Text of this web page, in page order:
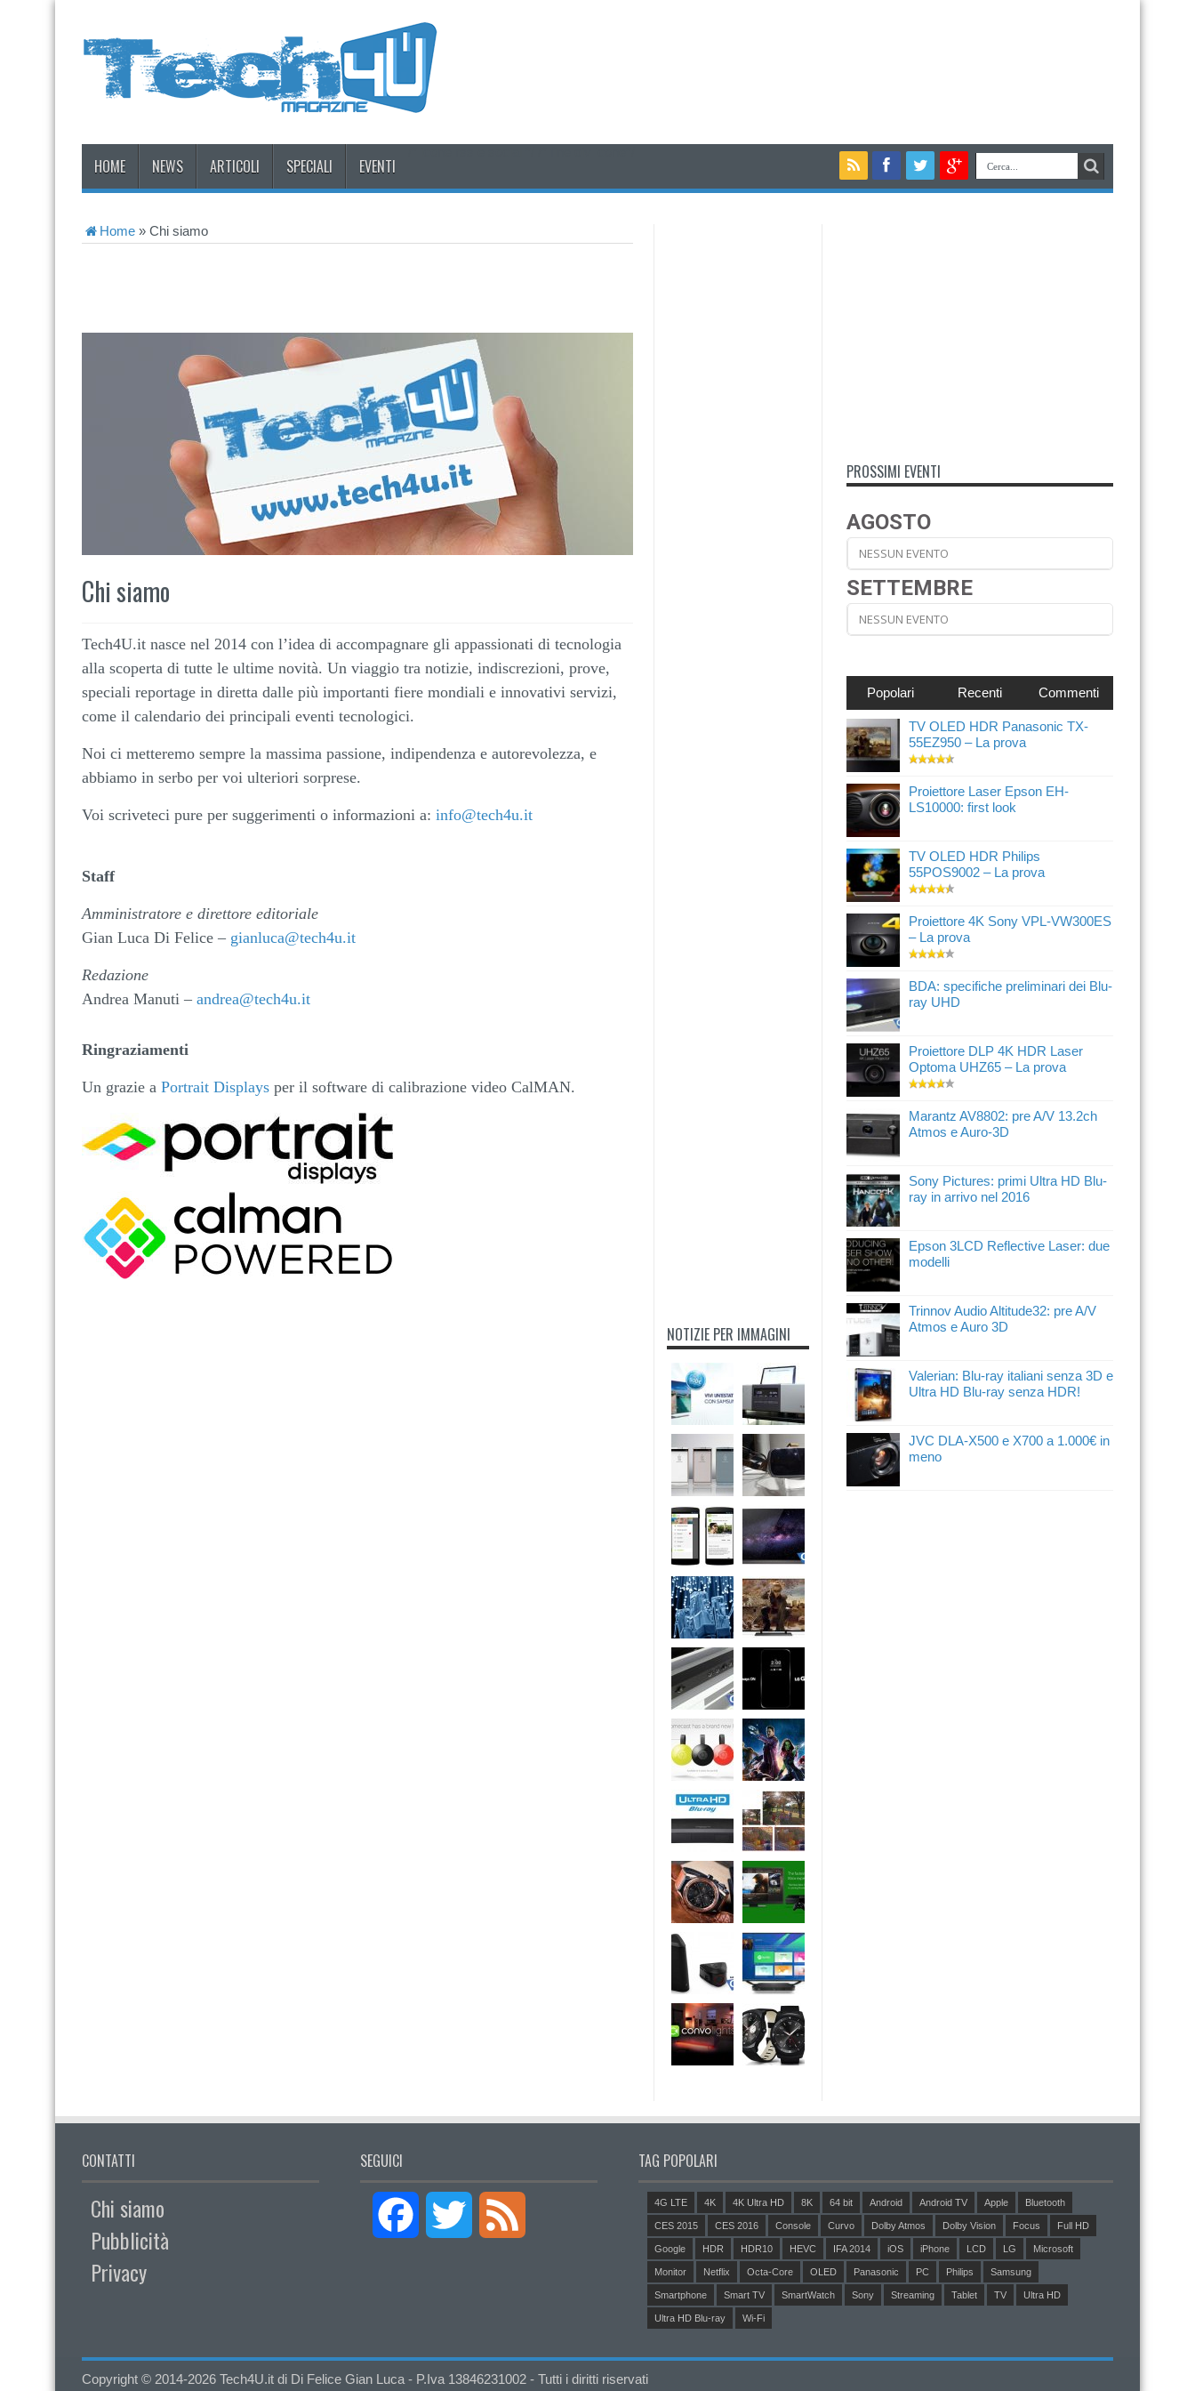
HOME NEWS ARTICOLI SPECIALI EVENTI
Home » Chi siamo
Chi siamo
Tech4U.it nasce nel 2014 con l’idea di accompagnare gli appassionati di tecnologia
alla scoperta di tutte le ultime novità. Un viaggio tra notizie, indiscrezioni, prove,
speciali reportage in diretta dalle più importanti fiere mondiali e innovativi servizi,
come il calendario dei principali eventi tecnologici.
Noi ci metteremo sempre la massima passione, indipendenza e autorevolezza, e
abbiamo in serbo per voi ulteriori sorprese.
Voi scriveteci pure per suggerimenti o informazioni a: info@tech4u.it
Staff
Amministratore e direttore editoriale
Gian Luca Di Felice – gianluca@tech4u.it
Redazione
Andrea Manuti – andrea@tech4u.it
Ringraziamenti
Un grazie a Portrait Displays per il software di calibrazione video CalMAN.
NOTIZIE PER IMMAGINI
PROSSIMI EVENTI
AGOSTO
NESSUN EVENTO
SETTEMBRE
NESSUN EVENTO
Popolari Recenti Commenti
TV OLED HDR Panasonic TX-
55EZ950 – La prova
Proiettore Laser Epson EH-
LS10000: first look
TV OLED HDR Philips
55POS9002 – La prova
Proiettore 4K Sony VPL-VW300ES
– La prova
BDA: specifiche preliminari dei Blu-
ray UHD
Proiettore DLP 4K HDR Laser
Optoma UHZ65 – La prova
Marantz AV8802: pre A/V 13.2ch
Atmos e Auro-3D
Sony Pictures: primi Ultra HD Blu-
ray in arrivo nel 2016
Epson 3LCD Reflective Laser: due
modelli
Trinnov Audio Altitude32: pre A/V
Atmos e Auro 3D
Valerian: Blu-ray italiani senza 3D e
Ultra HD Blu-ray senza HDR!
JVC DLA-X500 e X700 a 1.000€ in
meno
CONTATTI
Chi siamo
Pubblicità
Privacy
SEGUICI
Facebook Twitter
TAG POPOLARI
4G LTE 4K 4K Ultra HD 8K 64 bit Android Android TV Apple Bluetooth
CES 2015 CES 2016 Console Curvo Dolby Atmos Dolby Vision Focus Full HD
Google HDR HDR10 HEVC IFA 2014 iOS iPhone LCD LG Microsoft
Monitor Netflix Octa-Core OLED Panasonic PC Philips Samsung
Smartphone Smart TV SmartWatch Sony Streaming Tablet TV Ultra HD
Ultra HD Blu-ray Wi-Fi
Copyright © 2014-2026 Tech4U.it di Di Felice Gian Luca - P.Iva 13846231002 - Tutti i diritti riservati